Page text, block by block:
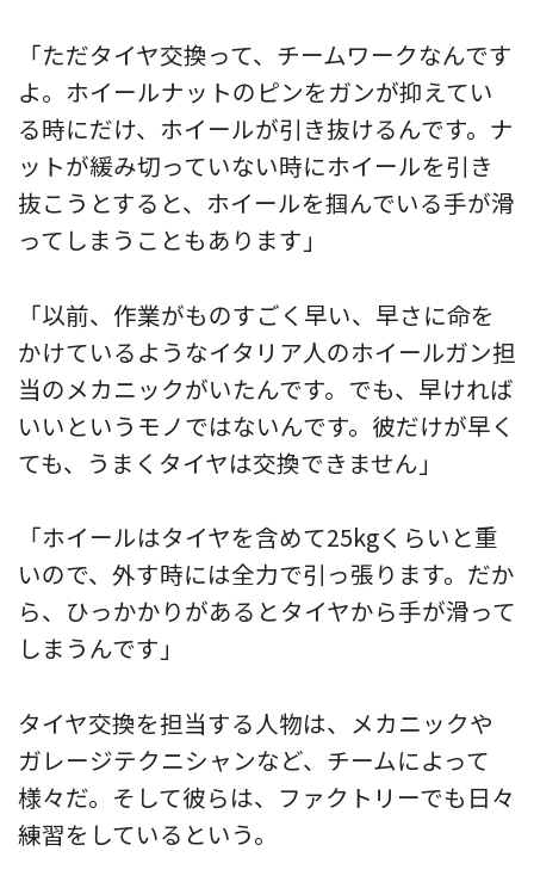
「ただタイヤ交換って、チームワークなんです
よ。ホイールナットのピンをガンが抑えてい
る時にだけ、ホイールが引き抜けるんです。ナ
ットが緩み切っていない時にホイールを引き
抜こうとすると、ホイールを掴んでいる手が滑
ってしまうこともあります」
「以前、作業がものすごく早い、早さに命を
かけているようなイタリア人のホイールガン担
当のメカニックがいたんです。でも、早ければ
いいというモノではないんです。彼だけが早く
ても、うまくタイヤは交換できません」
「ホイールはタイヤを含めて25kgくらいと重
いので、外す時には全力で引っ張ります。だか
ら、ひっかかりがあるとタイヤから手が滑って
しまうんです」
タイヤ交換を担当する人物は、メカニックや
ガレージテクニシャンなど、チームによって
様々だ。そして彼らは、ファクトリーでも日々
練習をしているという。